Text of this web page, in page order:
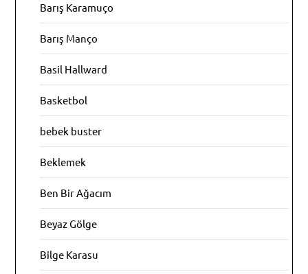
Barış Karamuço
Barış Manço
Basil Hallward
Basketbol
bebek buster
Beklemek
Ben Bir Ağacım
Beyaz Gölge
Bilge Karasu